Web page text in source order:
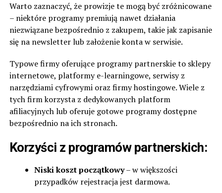
Warto zaznaczyć, że prowizje te mogą być zróżnicowane
– niektóre programy premiują nawet działania
niezwiązane bezpośrednio z zakupem, takie jak zapisanie
się na newsletter lub założenie konta w serwisie.
Typowe firmy oferujące programy partnerskie to sklepy
internetowe, platformy e-learningowe, serwisy z
narzędziami cyfrowymi oraz firmy hostingowe. Wiele z
tych firm korzysta z dedykowanych platform
afiliacyjnych lub oferuje gotowe programy dostępne
bezpośrednio na ich stronach.
Korzyści z programów partnerskich:
Niski koszt początkowy– w większości
przypadków rejestracja jest darmowa.